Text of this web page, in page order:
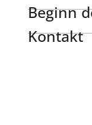
Beginn
Kontakt